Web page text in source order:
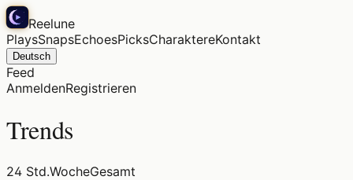
Reelune
PlaysSnapsEchoesPicksCharaktereKontakt
Deutsch
Feed
AnmeldenRegistrieren
Trends
24 Std.WocheGesamt